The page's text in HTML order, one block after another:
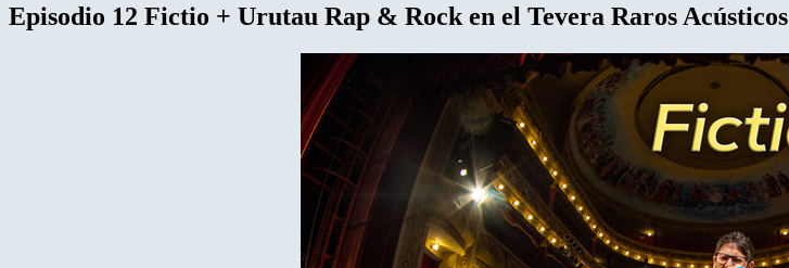
Episodio 12 Fictio + Urutau Rap & Rock en el Tevera Raros Acústicos